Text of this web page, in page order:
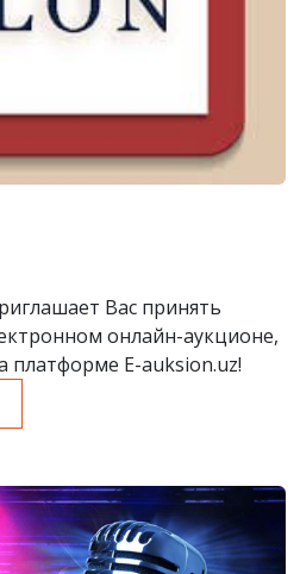
Вас принять
онлайн-аукционе,
платформе E-auksion.uz!